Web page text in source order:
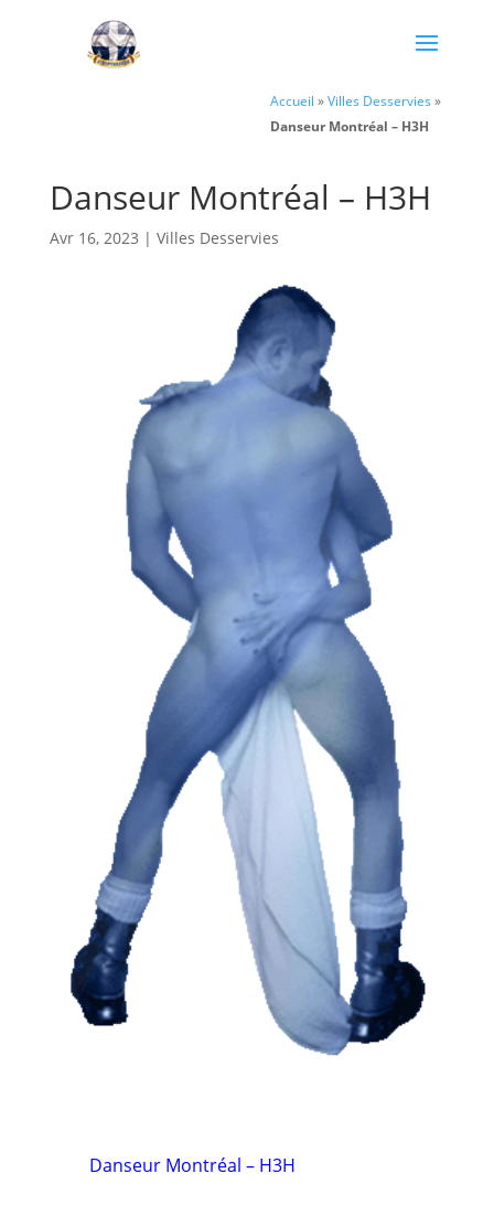
Accueil »Villes Desservies »
Danseur Montréal – H3H
Danseur Montréal – H3H
Avr 16, 2023 | Villes Desservies
Danseur Montréal – H3H